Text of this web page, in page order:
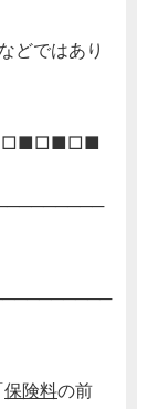
どではあり
保険料の前